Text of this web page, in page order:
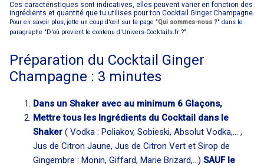
Ces caractéristiques sont indicatives, elles peuvent varier en fonction des
ingrédients et quantité que tu utilises pour ton Cocktail Ginger Champagne.
Pour en savoir plus, jette un coup d'œil sur la page "Qui sommes-nous ?" dans le
paragraphe "D'où provient le contenu d'Univers-Cocktails.fr ?".
Préparation du Cocktail Ginger
Champagne : 3 minutes
Dans un Shaker avec au minimum 6 Glaçons,
Mettre tous les Ingrédients du Cocktail dans le
Shaker ( Vodka : Poliakov, Sobieski, Absolut Vodka,... ,
Jus de Citron Jaune, Jus de Citron Vert et Sirop de
Gingembre : Monin, Giffard, Marie Brizard,...) SAUF le